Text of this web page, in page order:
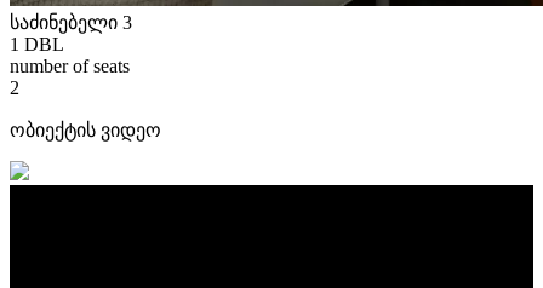
საძინებელი 3
1 DBL
number of seats
2
ობიექტის ვიდეო